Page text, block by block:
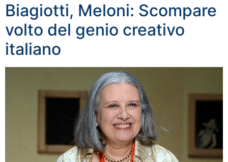
Biagiotti, Meloni: Scompare
volto del genio creativo
italiano